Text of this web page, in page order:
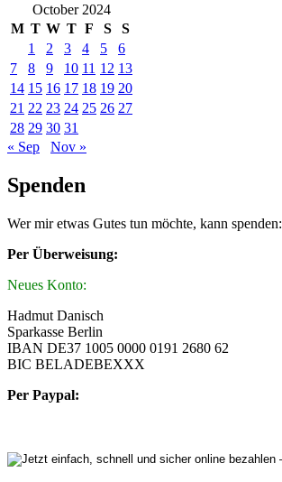
October 2024
M T W T F S
S
1
2 3 4 5
6
7
8 9 10 11 12 13
14 15 16 17 18 19 20
21 22 23 24 25 26 27
28 29 30 31
« Sep
Nov »
Spenden
Wer mir etwas Gutes tun möchte, kann spenden:
Per Überweisung:
Neues Konto:
Hadmut Danisch
Sparkasse Berlin
IBAN DE37 1005 0000 0191 2680 62
BIC BELADEBEXXX
Per Paypal: